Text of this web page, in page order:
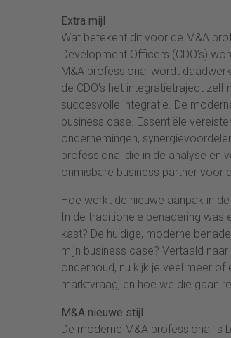
Extra mijl
Wat betekent dit voor de M&A
Development Officers (CDO’s)
M&A professional wordt
de CDO’s het integratietraject
succesvolle integratie. De
business case. Essentiële
ondernemingen,
professional die in de analyse en
onmisbare business partner voor
Hoe werkt de nieuwe aanpak in
In de traditionele benadering was
kast? De huidige, moderne
mijn business case? Vertaald
onderhoud, nu kijk je veel meer
marktvraag, en hoe we die gaan
M&A nieuwe stijl
De moderne M&A professional is